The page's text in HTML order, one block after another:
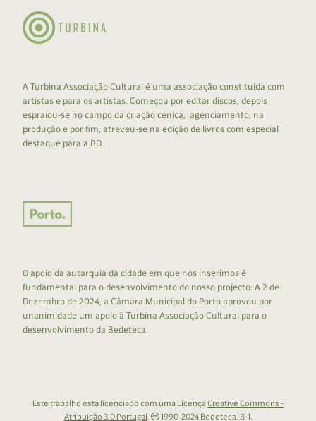
A Turbina Associação Cultural é uma associação constituída com
artistas e para os artistas. Começou por editar discos, depois
espraiou-se no campo da criação cénica, agenciamento, na
produção e por fim, atreveu-se na edição de livros com especial
destaque para a BD.
O apoio da autarquia da cidade em que nos inserimos é
fundamental para o desenvolvimento do nosso projecto: A 2 de
Dezembro de 2024, a Câmara Municipal do Porto aprovou por
unanimidade um apoio à Turbina Associação Cultural para o
desenvolvimento da Bedeteca.
Este trabalho está licenciado com uma LicençaCreative Commons -
Atribuição 3.0 Portugal. 1990-2024 Bedeteca. B-1.